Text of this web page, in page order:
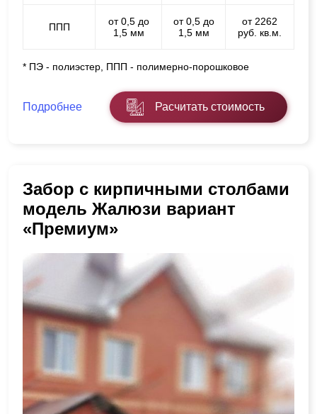
ППП
от 0,5 до
1,5 мм
от 0,5 до
1,5 мм
от 2262
руб. кв.м.
* ПЭ - полиэстер, ППП - полимерно-порошковое
Подробнее Расчитать стоимость
Забор с кирпичными столбами
модель Жалюзи вариант
«Премиум»